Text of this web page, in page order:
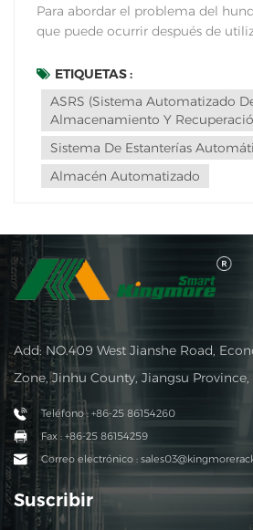
Para abordar el problema del
que puede ocurrir después de
recuperación), considere las
Evaluación estructuralRealice
estructural exhaustiva del edificio
instala...
ETIQUETAS :
ASRS (Sistema Automatizado
Almacenamiento Y
Sistema De Estanterías
Almacén Automatizado
Add: NO.409 West Jianshe Road,
Zone, Jinhu County, Jiangsu Province,
Teléfono : +86-25 86154260
Fax : +86-25 86154259
Correo electrónico :
Suscribir